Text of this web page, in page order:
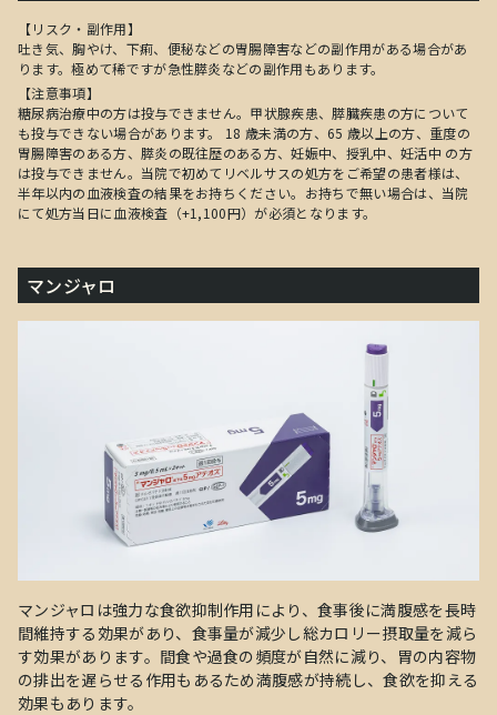
【リスク・副作用】
吐き気、胸やけ、下痢、便秘などの胃腸障害などの副作用がある場合があ
ります。極めて稀ですが急性膵炎などの副作用もあります。
【注意事項】
糖尿病治療中の方は投与できません。甲状腺疾患、膵臓疾患の方について
も投与できない場合があります。 18 歳未満の方、65 歳以上の方、重度の
胃腸障害のある方、膵炎の既往歴のある方、妊娠中、授乳中、妊活中 の方
は投与できません。当院で初めてリベルサスの処方をご希望の患者様は、
半年以内の血液検査の結果をお持ちください。お持ちで無い場合は、当院
にて処方当日に血液検査（+1,100円）が必須となります。
マンジャロ
マンジャロは強力な食欲抑制作用により、食事後に満腹感を長時
間維持する効果があり、食事量が減少し総カロリー摂取量を減ら
す効果があります。間食や過食の頻度が自然に減り、胃の内容物
の排出を遅らせる作用もあるため満腹感が持続し、食欲を抑える
効果もあります。